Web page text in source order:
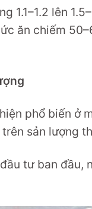
1.1–1.2 lên
ăn chiếm
phổ biến ở
sản lượng
tư ban đầu,